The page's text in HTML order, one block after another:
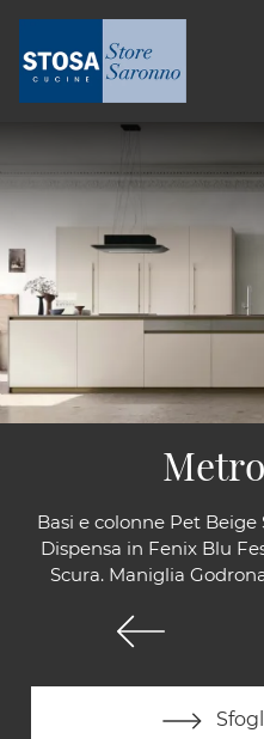
Basi e colonne Pet Beige
Dispensa in Fenix Blu
Scura. Maniglia